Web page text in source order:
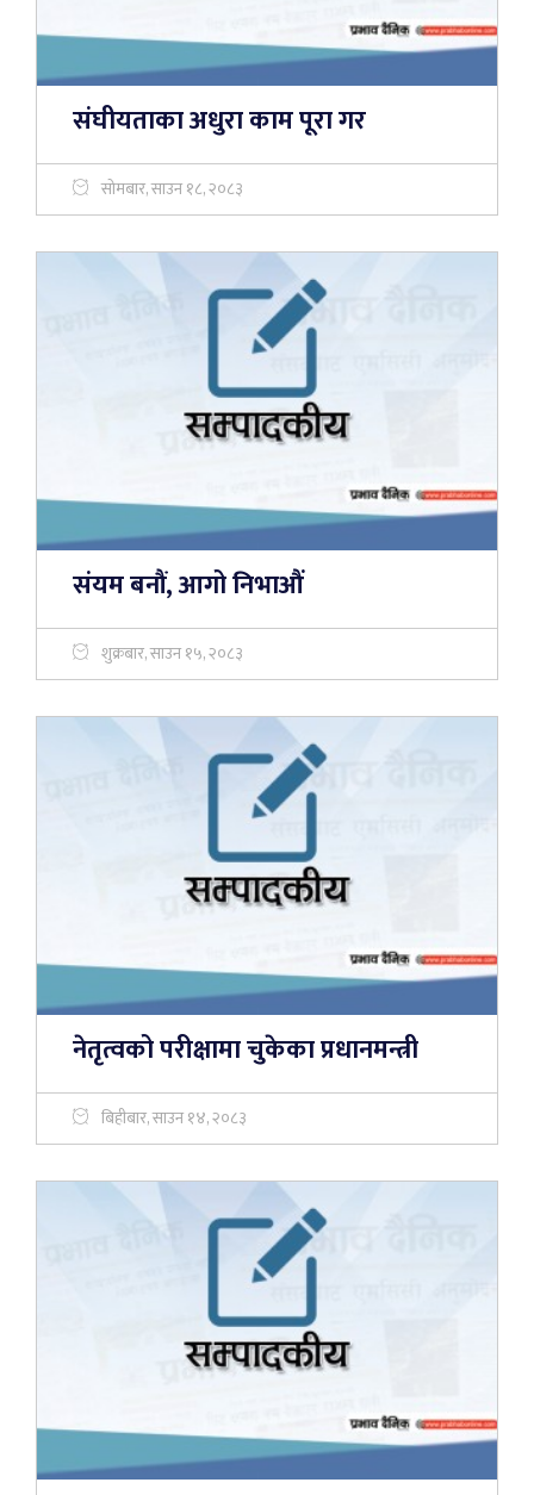
संघीयताका अधुरा काम पूरा गर
सोमबार, साउन १८, २०८३
संयम बनौं, आगो निभाऔं
शुक्रबार, साउन १५, २०८३
नेतृत्वको परीक्षामा चुकेका प्रधानमन्त्री
बिहीबार, साउन १४, २०८३